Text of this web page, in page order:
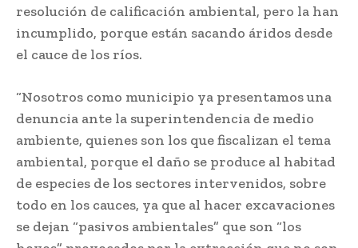
resolución de calificación ambiental, pero la han
incumplido, porque están sacando áridos desde
el cauce de los ríos.
“Nosotros como municipio ya presentamos una
denuncia ante la superintendencia de medio
ambiente, quienes son los que fiscalizan el tema
ambiental, porque el daño se produce al habitad
de especies de los sectores intervenidos, sobre
todo en los cauces, ya que al hacer excavaciones
se dejan “pasivos ambientales” que son “los